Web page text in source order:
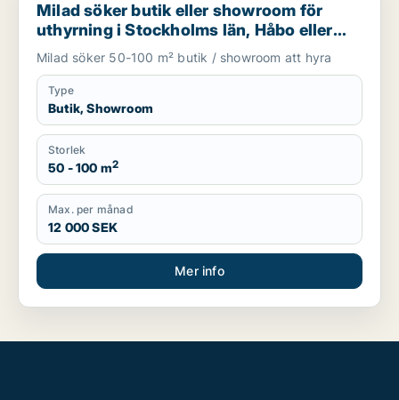
Milad söker butik eller showroom för
uthyrning i Stockholms län, Håbo eller
Knivsta
Milad söker 50-100 m² butik / showroom att hyra
Type
Butik, Showroom
Storlek
50 - 100 m2
Max. per månad
12 000 SEK
Mer info